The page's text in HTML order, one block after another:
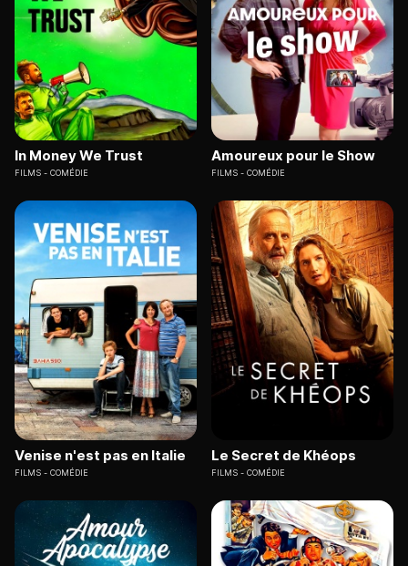
In Money We Trust
FILMS COMÉDIE
Amoureux pour le Show
FILMS COMÉDIE
Venise n'est pas en Italie
FILMS COMÉDIE
Le Secret de Khéops
FILMS COMÉDIE